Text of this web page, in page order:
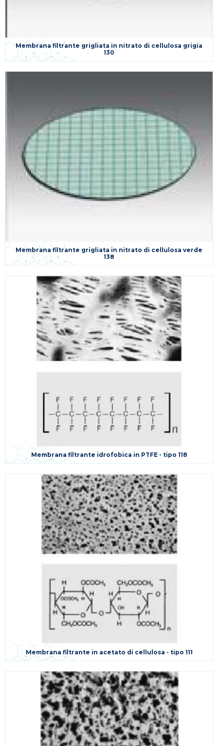
Membrana filtrante grigliata in nitrato di cellulosa grigia
130
Membrana filtrante grigliata in nitrato di cellulosa verde
138
Membrana filtrante idrofobica in PTFE - tipo 118
Membrana filtrante in acetato di cellulosa - tipo 111